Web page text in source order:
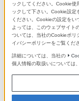
360 Reality
楽が楽しめ
ソニーの空間音響
ーティストがライ
場感豊かな音場を
加入し、対応コン
ックしてください。Cookie使
ックして下さい。Cookie設定
ください。Cookieの設定を
よっては、このウェブサイト
ついては、当社のCookieポリ
イバシーポリシーをご覧くださ
詳細については、当社の
個人情報の取扱いについては、